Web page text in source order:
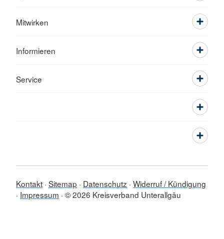
Mitwirken
Informieren
Service
Kontakt Sitemap Datenschutz Widerruf / Kündigung
Impressum © 2026 Kreisverband Unterallgäu